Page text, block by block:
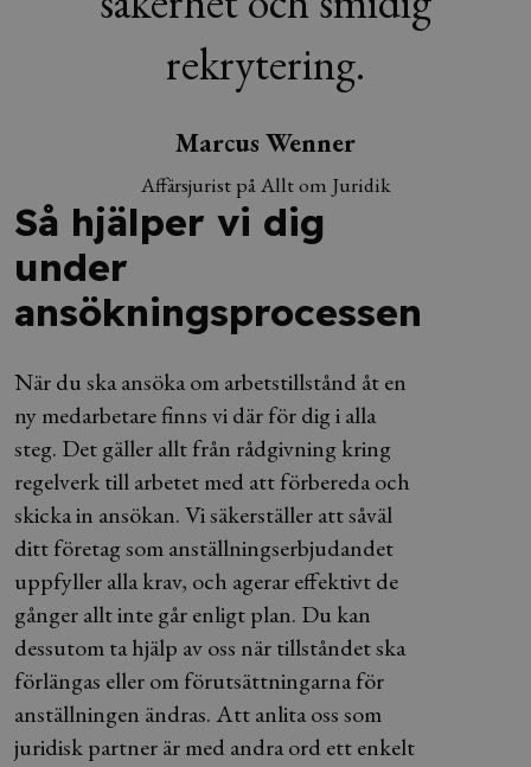
rekrytering.
Marcus Wenner
Affärsjurist på Allt om Juridik
Så hjälper vi dig
under
ansökningsprocessen
När du ska ansöka om arbetstillstånd åt en
ny medarbetare finns vi där för dig i alla
steg. Det gäller allt från rådgivning kring
regelverk till arbetet med att förbereda och
skicka in ansökan. Vi säkerställer att såväl
ditt företag som anställningserbjudandet
uppfyller alla krav, och agerar effektivt de
gånger allt inte går enligt plan. Du kan
dessutom ta hjälp av oss när tillståndet ska
förlängas eller om förutsättningarna för
anställningen ändras. Att anlita oss som
juridisk partner är med andra ord ett enkelt